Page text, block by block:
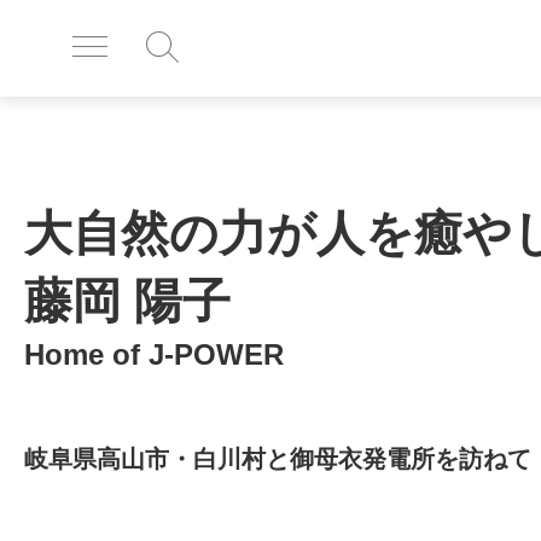
大自然の力が人を癒や
藤岡 陽子
Home of J-POWER
岐阜県高山市・白川村と御母衣発電所を訪ねて